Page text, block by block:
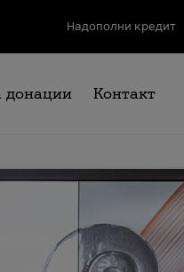
Надополни кредит
донации Контакт